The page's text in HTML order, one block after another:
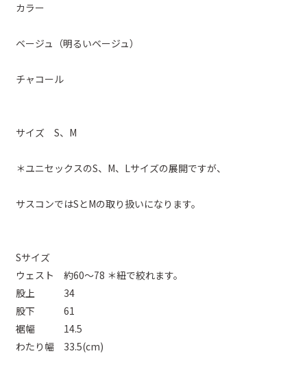
カラー
ベージュ（明るいベージュ）
チャコール
サイズ S、M
＊ユニセックスのS、M、Lサイズの展開ですが、
サスコンではSとMの取り扱いになります。
Sサイズ
ウェスト 約60～78 ＊紐で絞れます。
股上 34
股下 61
裾幅 14.5
わたり幅 33.5(cm)